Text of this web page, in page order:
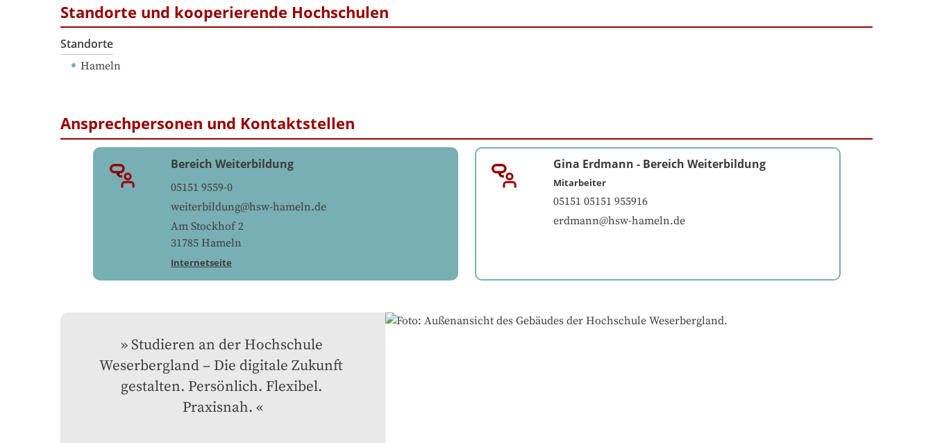
Standorte und kooperierende Hochschulen
Standorte
Hameln
Ansprechpersonen und Kontaktstellen
Bereich Weiterbildung
05151 9559-0
weiterbildung@hsw-hameln.de
Am Stockhof 2
31785 Hameln
Internetseite
Gina Erdmann - Bereich Weiterbildung
Mitarbeiter
05151 05151 955916
erdmann@hsw-hameln.de
Studieren an der Hochschule
Weserbergland – Die digitale Zukunft
gestalten. Persönlich. Flexibel.
Praxisnah.